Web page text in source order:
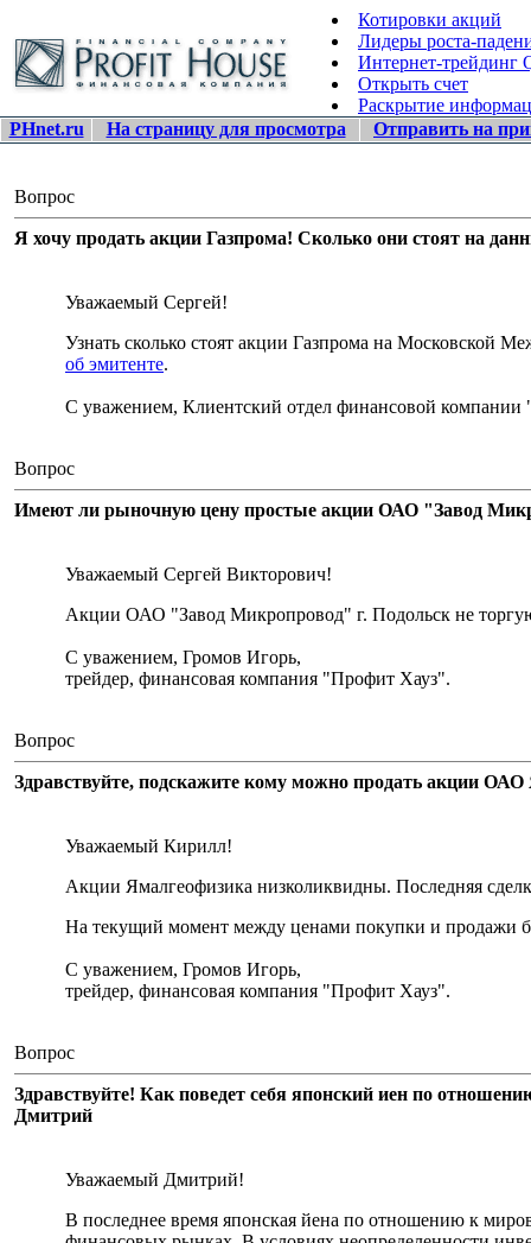
Котировки акций
Лидеры роста-
Интернет-трейдинг
Открыть счет
Раскрытие
PHnet.ru
На страницу для просмотра Отправить на
Вопрос
Я хочу продать акции Газпрома! Сколько они стоят на
Уважаемый Сергей!
Узнать сколько стоят акции Газпрома на
об эмитенте.
С уважением, Клиентский отдел финансовой
Вопрос
Имеют ли рыночную цену простые акции ОАО "Завод
Уважаемый Сергей Викторович!
Акции ОАО "Завод Микропровод" г. Подольск не
С уважением, Громов Игорь,
трейдер, финансовая компания "Профит Хауз".
Вопрос
Здравствуйте, подскажите кому можно продать акции
Уважаемый Кирилл!
Акции Ямалгеофизика низколиквидны. Последняя
На текущий момент между ценами покупки и продажи
С уважением, Громов Игорь,
трейдер, финансовая компания "Профит Хауз".
Вопрос
Здравствуйте! Как поведет себя японский иен по
Дмитрий
Уважаемый Дмитрий!
В последнее время японская йена по отношению к